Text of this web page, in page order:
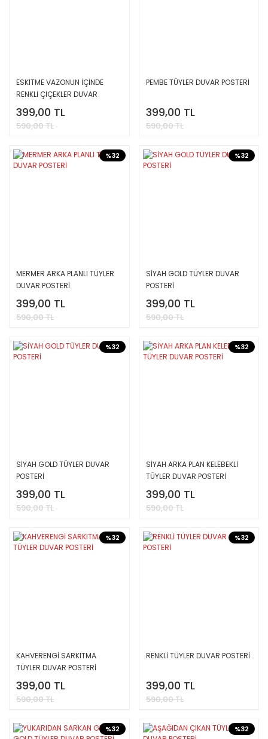
ESKİTME VAZONUN İÇİNDE
RENKLİ ÇİÇEKLER DUVAR
POSTERİ
399,00 TL
590,00 TL
PEMBE TÜYLER DUVAR POSTERİ
399,00 TL
590,00 TL
%32
MERMER ARKA PLANLI TÜYLER
DUVAR POSTERİ
399,00 TL
590,00 TL
%32
SİYAH GOLD TÜYLER DUVAR
POSTERİ
399,00 TL
590,00 TL
%32
SİYAH GOLD TÜYLER DUVAR
POSTERİ
399,00 TL
590,00 TL
%32
SİYAH ARKA PLAN KELEBEKLİ
TÜYLER DUVAR POSTERİ
399,00 TL
590,00 TL
%32
KAHVERENGİ SARKITMA
TÜYLER DUVAR POSTERİ
399,00 TL
590,00 TL
%32
RENKLİ TÜYLER DUVAR POSTERİ
399,00 TL
590,00 TL
%32 %32